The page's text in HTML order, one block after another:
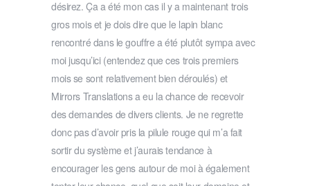
désirez. Ça a été mon cas il y a maintenant trois
gros mois et je dois dire que le lapin blanc
rencontré dans le gouffre a été plutôt sympa avec
moi jusqu’ici (entendez que ces trois premiers
mois se sont relativement bien déroulés) et
Mirrors Translations a eu la chance de recevoir
des demandes de divers clients. Je ne regrette
donc pas d’avoir pris la pilule rouge qui m’a fait
sortir du système et j’aurais tendance à
encourager les gens autour de moi à également